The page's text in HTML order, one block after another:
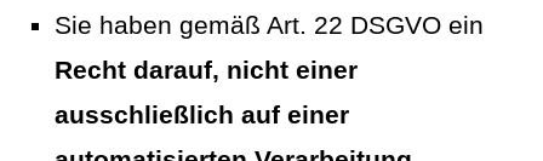
Sie haben gemäß Art. 22 DSGVO ein
Recht darauf, nicht einer
ausschließlich auf einer